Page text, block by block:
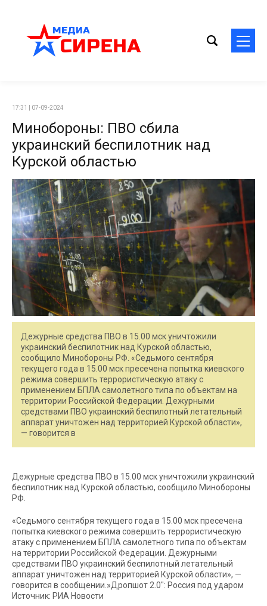
17:31 | 07-09-2024
Минобороны: ПВО сбила
украинский беспилотник над
Курской областью
Дежурные средства ПВО в 15.00 мск уничтожили
украинский беспилотник над Курской областью,
сообщило Минобороны РФ. «Седьмого сентября
текущего года в 15.00 мск пресечена попытка киевского
режима совершить террористическую атаку c
применением БПЛА самолетного типа по объектам на
территории Российской Федерации. Дежурными
средствами ПВО украинский беспилотный летательный
аппарат уничтожен над территорией Курской области»,
— говорится в
Дежурные средства ПВО в 15.00 мск уничтожили украинский
беспилотник над Курской областью, сообщило Минобороны
РФ.
«Седьмого сентября текущего года в 15.00 мск пресечена
попытка киевского режима совершить террористическую
атаку c применением БПЛА самолетного типа по объектам
на территории Российской Федерации. Дежурными
средствами ПВО украинский беспилотный летательный
аппарат уничтожен над территорией Курской области», —
говорится в сообщении.»Дропшот 2.0″: Россия под ударом
Источник: РИА Новости